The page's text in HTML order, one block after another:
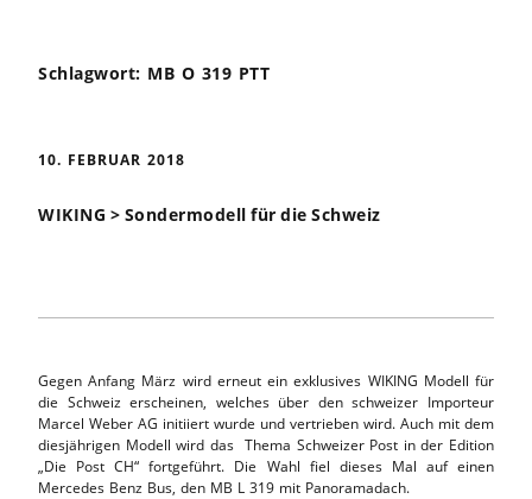
Schlagwort: MB O 319 PTT
10. FEBRUAR 2018
WIKING > Sondermodell für die Schweiz
Gegen Anfang März wird erneut ein exklusives WIKING Modell für
die Schweiz erscheinen, welches über den schweizer Importeur
Marcel Weber AG initiiert wurde und vertrieben wird. Auch mit dem
diesjährigen Modell wird das Thema Schweizer Post in der Edition
„Die Post CH“ fortgeführt. Die Wahl fiel dieses Mal auf einen
Mercedes Benz Bus, den MB L 319 mit Panoramadach.